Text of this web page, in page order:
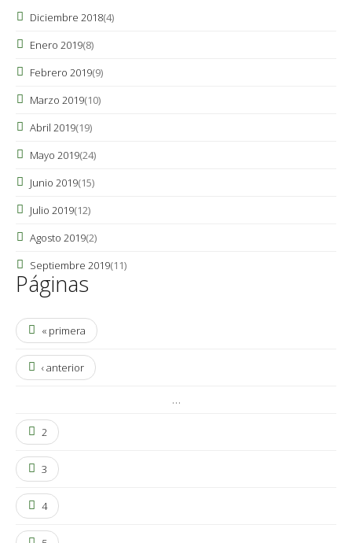
Diciembre 2018(4)
Enero 2019(8)
Febrero 2019(9)
Marzo 2019(10)
Abril 2019(19)
Mayo 2019(24)
Junio 2019(15)
Julio 2019(12)
Agosto 2019(2)
Septiembre 2019(11)
Páginas
« primera
‹ anterior
…
2
3
4